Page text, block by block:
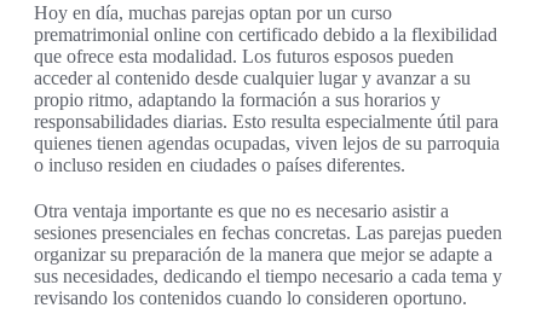
Hoy en día, muchas parejas optan por un curso
prematrimonial online con certificado debido a la flexibilidad
que ofrece esta modalidad. Los futuros esposos pueden
acceder al contenido desde cualquier lugar y avanzar a su
propio ritmo, adaptando la formación a sus horarios y
responsabilidades diarias. Esto resulta especialmente útil para
quienes tienen agendas ocupadas, viven lejos de su parroquia
o incluso residen en ciudades o países diferentes.
Otra ventaja importante es que no es necesario asistir a
sesiones presenciales en fechas concretas. Las parejas pueden
organizar su preparación de la manera que mejor se adapte a
sus necesidades, dedicando el tiempo necesario a cada tema y
revisando los contenidos cuando lo consideren oportuno.